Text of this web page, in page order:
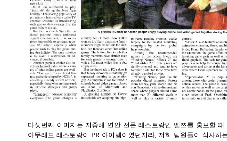
다섯번째 이미지는 지중해 연안 전문 레스토랑인 멜쯔를 홍보할 때
아무래도 레스토랑이 PR 아이템이였던지라, 저희 팀원들이 식사하